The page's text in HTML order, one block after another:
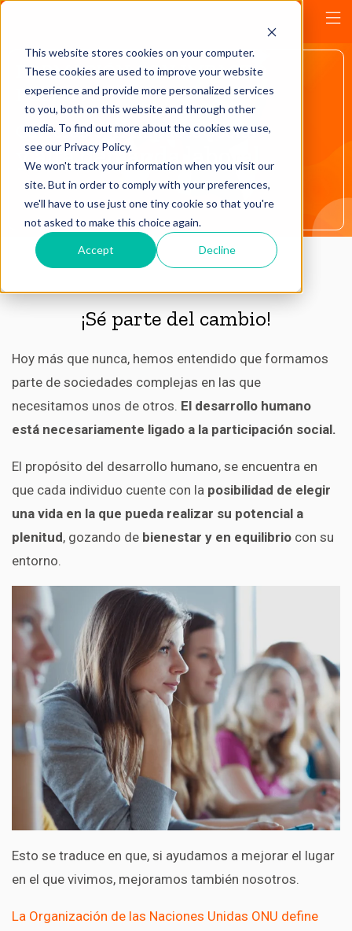
This website stores cookies on your computer.
These cookies are used to improve your website
experience and provide more personalized services
to you, both on this website and through other
media. To find out more about the cookies we use,
see our Privacy Policy.
We won't track your information when you visit our
site. But in order to comply with your preferences,
we'll have to use just one tiny cookie so that you're
not asked to make this choice again.
Accept Decline
FORMACIÓN CON IMPACTO
POSITIVO
Carreras con impacto social
y alta demanda laboral
+
¡Sé parte del cambio!
Hoy más que nunca, hemos entendido que formamos
parte de sociedades complejas en las que
necesitamos unos de otros. El desarrollo humano
está necesariamente ligado a la participación social.
El propósito del desarrollo humano, se encuentra en
que cada individuo cuente con la posibilidad de elegir
una vida en la que pueda realizar su potencial a
plenitud, gozando de bienestar y en equilibrio con su
entorno.
Esto se traduce en que, si ayudamos a mejorar el lugar
en el que vivimos, mejoramos también nosotros.
La Organización de las Naciones Unidas ONU define